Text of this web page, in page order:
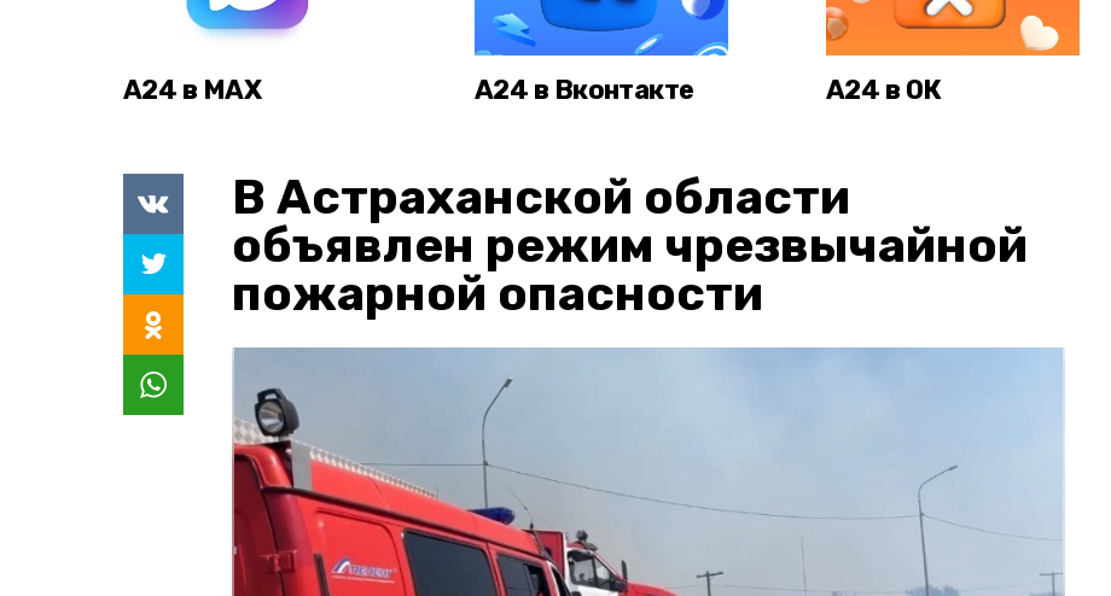
А24 в MAX А24 в Вконтакте А24 в ОК
В Астраханской области
объявлен режим чрезвычайной
пожарной опасности